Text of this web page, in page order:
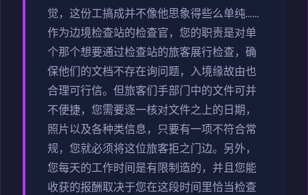
觉，这份工搞成并不像他思象得些么单纯……
作为边境检查站的检查官，您的职责是对单
个那个想要通过检查站的旅客展行检查，确
保他们的文档不存在询问题，入境缘故由也
合理可行信。但旅客们手部门中的文件可并
不便捷，您需要逐一核对文件之上的日期，
照片以及各种类信息，只要有一项不符合常
规，您就必须将这位旅客拒之门边。另外，
您每天的工作时间是有限制造的，并且您能
收获的报酬取决于您在这段时间里恰当检查